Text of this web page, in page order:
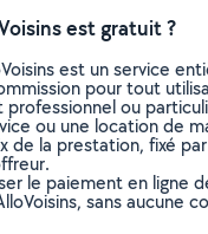
est gratuit ?
est un service
pour tout
professionnel ou
ou une location de
de la prestation, fixé
le paiement en ligne
sans aucune